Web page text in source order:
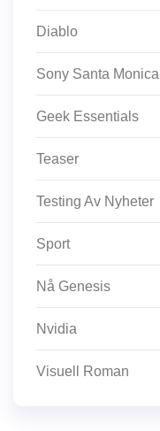
Diablo
Sony Santa Monica
Geek Essentials
Teaser
Testing Av Nyheter
Sport
Nå Genesis
Nvidia
Visuell Roman